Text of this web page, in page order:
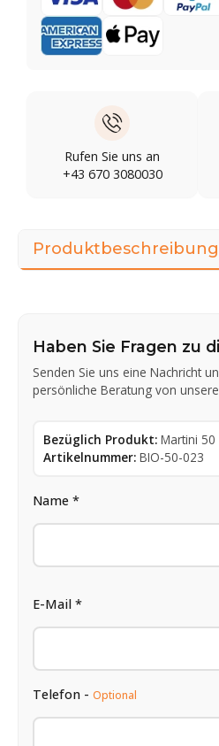
Rufen Sie uns an
+43 670 3080030
Produktbeschreibung
Haben Sie Fragen zu
Senden Sie uns eine Nachricht
persönliche Beratung von
Bezüglich Produkt: Martini
Artikelnummer: BIO-50-023
Name *
E-Mail *
Telefon - Optional